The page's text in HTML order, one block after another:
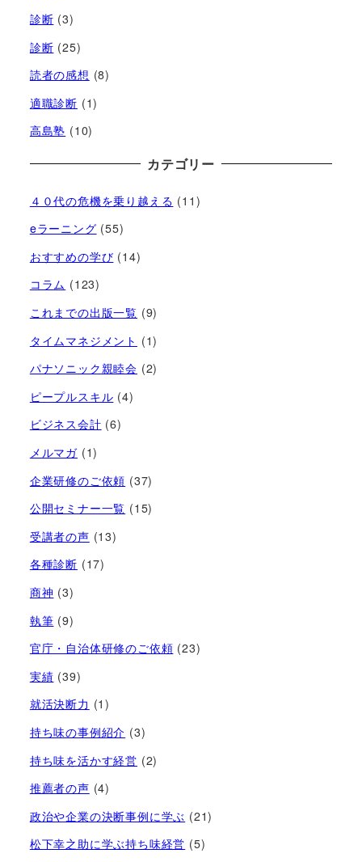
診断 (3)
診断 (25)
読者の感想 (8)
適職診断 (1)
高島塾 (10)
カテゴリー
４０代の危機を乗り越える (11)
eラーニング (55)
おすすめの学び (14)
コラム (123)
これまでの出版一覧 (9)
タイムマネジメント (1)
パナソニック親睦会 (2)
ピープルスキル (4)
ビジネス会計 (6)
メルマガ (1)
企業研修のご依頼 (37)
公開セミナー一覧 (15)
受講者の声 (13)
各種診断 (17)
商神 (3)
執筆 (9)
官庁・自治体研修のご依頼 (23)
実績 (39)
就活決断力 (1)
持ち味の事例紹介 (3)
持ち味を活かす経営​ (2)
推薦者の声 (4)
政治や企業の決断事例に学ぶ (21)
松下幸之助に学ぶ持ち味経営 (5)